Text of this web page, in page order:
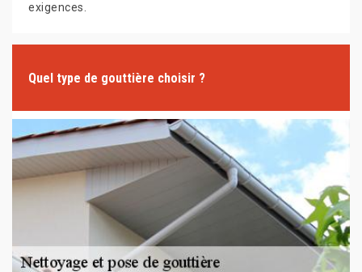
exigences.
Quel type de gouttière choisir ?